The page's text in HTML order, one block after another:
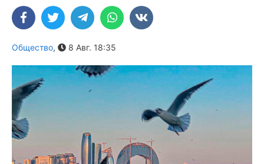
Общество, 8 Авг. 18:35